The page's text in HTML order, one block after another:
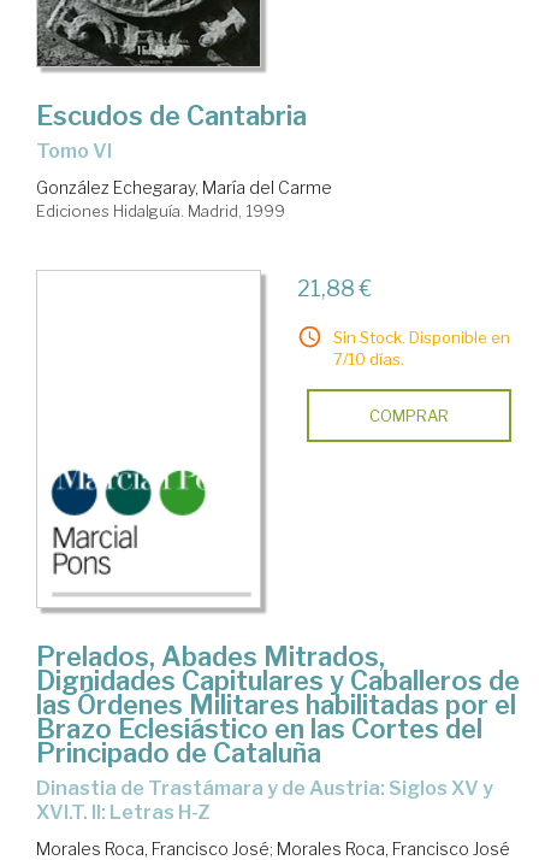
Escudos de Cantabria
Tomo VI
González Echegaray, María del Carme
Ediciones Hidalguía. Madrid, 1999
21,88 €
Sin Stock. Disponible en
7/10 días.
COMPRAR
Prelados, Abades Mitrados,
Dignidades Capitulares y Caballeros de
las Órdenes Militares habilitadas por el
Brazo Eclesiástico en las Cortes del
Principado de Cataluña
Dinastia de Trastámara y de Austria: Siglos XV y
XVI.T. II: Letras H-Z
Morales Roca, Francisco José; Morales Roca, Francisco José